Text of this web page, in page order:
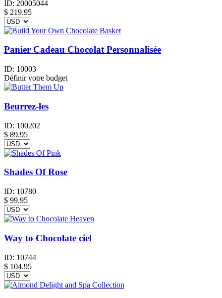
ID: 20005044
$ 219.95
Panier Cadeau Chocolat Personnalisée
ID: 10003
Définir votre budget
Beurrez-les
ID: 100202
$ 89.95
Shades Of Rose
ID: 10780
$ 99.95
Way to Chocolate ciel
ID: 10744
$ 104.95